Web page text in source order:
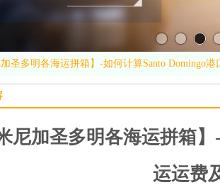
加圣多明各海运拼箱】-如何计算Santo Domingo
尼加圣多明各海运拼箱
运运费